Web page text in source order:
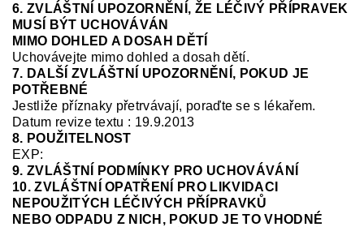
6. ZVLÁŠTNÍ UPOZORNĚNÍ, ŽE LÉČIVÝ PŘÍPRAVEK
MUSÍ BÝT UCHOVÁVÁN
MIMO DOHLED A DOSAH DĚTÍ
Uchovávejte mimo dohled a dosah dětí.
7. DALŠÍ ZVLÁŠTNÍ UPOZORNĚNÍ, POKUD JE
POTŘEBNÉ
Jestliže příznaky přetrvávají, poraďte se s lékařem.
Datum revize textu : 19.9.2013
8. POUŽITELNOST
EXP:
9. ZVLÁŠTNÍ PODMÍNKY PRO UCHOVÁVÁNÍ
10. ZVLÁŠTNÍ OPATŘENÍ PRO LIKVIDACI
NEPOUŽITÝCH LÉČIVÝCH PŘÍPRAVKŮ
NEBO ODPADU Z NICH, POKUD JE TO VHODNÉ